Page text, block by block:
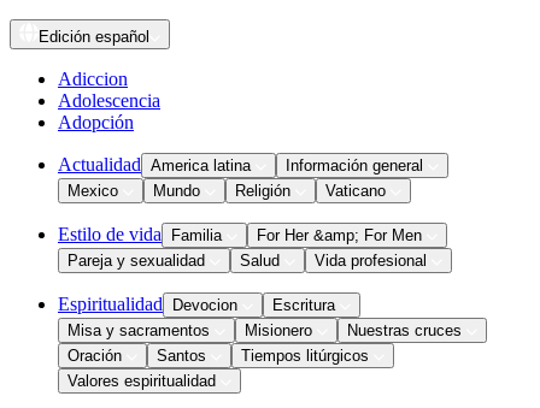
Edición español
Adiccion
Adolescencia
Adopción
Actualidad America latina
Información general
Mexico
Mundo Religión Vaticano
Estilo de vida Familia
For Her &amp; For Men
Pareja y sexualidad
Salud Vida profesional
Espiritualidad Devocion
Escritura
Misa y sacramentos
Misionero
Nuestras cruces
Oración
Santos
Tiempos litúrgicos
Valores espiritualidad